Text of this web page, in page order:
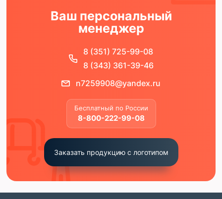
Ваш персональный
менеджер
8 (351) 725-99-08
8 (343) 361-39-46
n7259908@yandex.ru
Бесплатный по России
8-800-222-99-08
Заказать продукцию с логотипом